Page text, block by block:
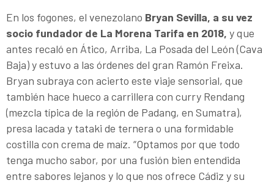
En los fogones, el venezolano Bryan Sevilla, a su vez
socio fundador de La Morena Tarifa en 2018, y que
antes recaló en Ático, Arriba, La Posada del León (Cava
Baja) y estuvo a las órdenes del gran Ramón Freixa.
Bryan subraya con acierto este viaje sensorial, que
también hace hueco a carrillera con curry Rendang
(mezcla típica de la región de Padang, en Sumatra),
presa lacada y tataki de ternera o una formidable
costilla con crema de maíz. “Optamos por que todo
tenga mucho sabor, por una fusión bien entendida
entre sabores lejanos y lo que nos ofrece Cádiz y su